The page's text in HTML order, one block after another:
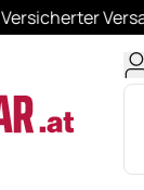
Versicherter